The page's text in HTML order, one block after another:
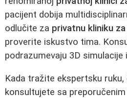
pacijent dobija
odlučite za privatnu kliniku
proverite iskustvo tima.
podrazumevaju 3D simulacije
Kada tražite ekspertsku
konsultujete sa